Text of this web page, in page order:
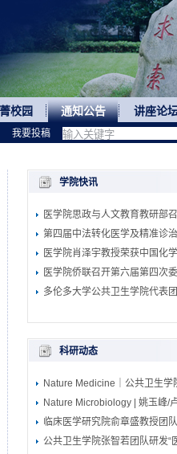
校园 通知公告 讲座论
学院快讯
医学院思政与人文教育教研部
第四届中法转化医学及精准诊
医学院肖泽宇教授荣获中国化
医学院侨联召开第六届第四次
多伦多大学公共卫生学院代表
科研动态
Nature Medicine｜公共卫生
Nature Microbiology | 姚玉峰/
临床医学研究院俞章盛教授团
公共卫生学院张智若团队研发
我要投稿